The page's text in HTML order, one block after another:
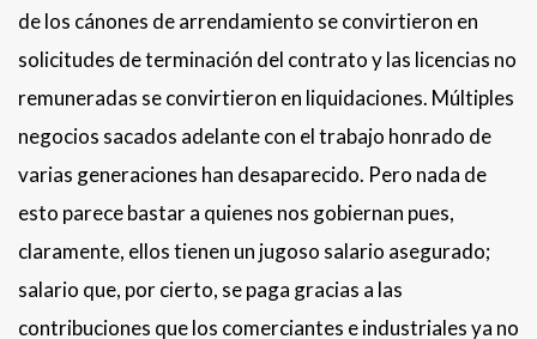
de los cánones de arrendamiento se convirtieron en
solicitudes de terminación del contrato y las licencias no
remuneradas se convirtieron en liquidaciones. Múltiples
negocios sacados adelante con el trabajo honrado de
varias generaciones han desaparecido. Pero nada de
esto parece bastar a quienes nos gobiernan pues,
claramente, ellos tienen un jugoso salario asegurado;
salario que, por cierto, se paga gracias a las
contribuciones que los comerciantes e industriales ya no